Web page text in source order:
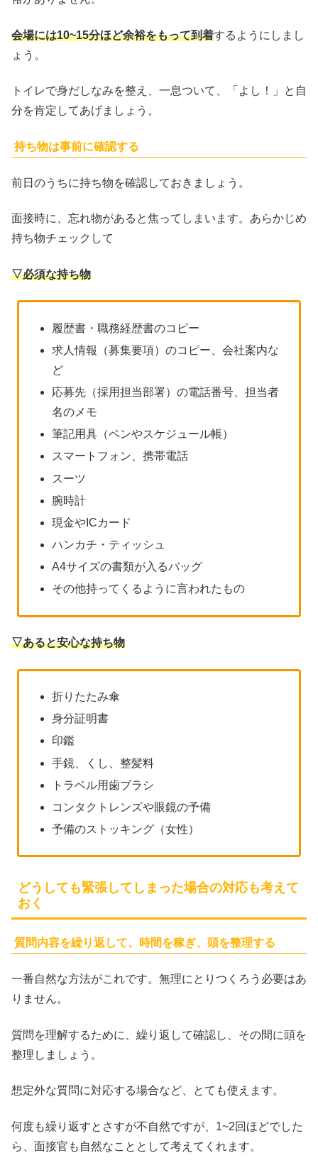
会場には10~15分ほど余裕をもって到着するようにしまし
ょう。
トイレで身だしなみを整え、一息ついて、「よし！」と自
分を肯定してあげましょう。
持ち物は事前に確認する
前日のうちに持ち物を確認しておきましょう。
面接時に、忘れ物があると焦ってしまいます。あらかじめ
持ち物チェックして
▽必須な持ち物
履歴書・職務経歴書のコピー
求人情報（募集要項）のコピー、会社案内な
ど
応募先（採用担当部署）の電話番号、担当者
名のメモ
筆記用具（ペンやスケジュール帳）
スマートフォン、携帯電話
スーツ
腕時計
現金やICカード
ハンカチ・ティッシュ
A4サイズの書類が入るバッグ
その他持ってくるように言われたもの
▽あると安心な持ち物
折りたたみ傘
身分証明書
印鑑
手鏡、くし、整髪料
トラベル用歯ブラシ
コンタクトレンズや眼鏡の予備
予備のストッキング（女性）
どうしても緊張してしまった場合の対応も考えて
おく
質問内容を繰り返して、時間を稼ぎ、頭を整理する
一番自然な方法がこれです。無理にとりつくろう必要はあ
りません。
質問を理解するために、繰り返して確認し、その間に頭を
整理しましょう。
想定外な質問に対応する場合など、とても使えます。
何度も繰り返すとさすが不自然ですが、1~2回ほどでした
ら、面接官も自然なこととして考えてくれます。